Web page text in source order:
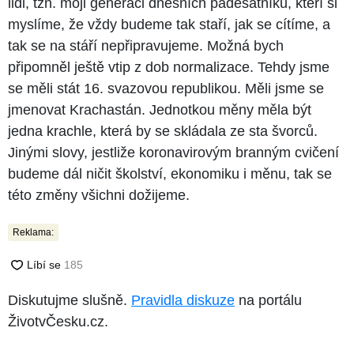
myslíme, že vždy budeme tak staří, jak se cítíme, a
tak se na stáří nepřipravujeme. Možná bych
připomněl ještě vtip z dob normalizace. Tehdy jsme
se měli stát 16. svazovou republikou. Měli jsme se
jmenovat Krachastán. Jednotkou měny měla být
jedna krachle, která by se skládala ze sta švorců.
Jinými slovy, jestliže koronavirovým branným cvičení
budeme dál ničit školství, ekonomiku i měnu, tak se
této změny všichni dožijeme.
Reklama:
Diskutujme slušně. Pravidla diskuze na portálu
ŽivotvČesku.cz.